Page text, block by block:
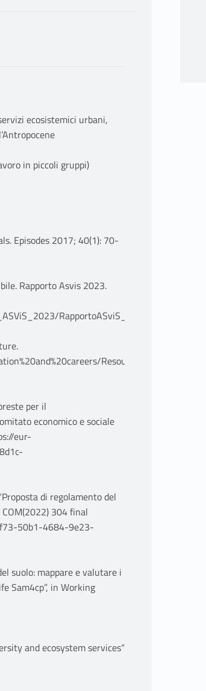
ecosistemici urbani,
in piccoli gruppi)
Episodes 2017; 40(1): 70-
Rapporto Asvis 2023.
RapportoASviS_2023_final.pdf
Resources/Posters/
per il
economico e sociale
eur-
di regolamento del
304 final
50b1-4684-9e23-
suolo: mappare e valutare i
Sam4cp”, in Working
and ecosystem services“